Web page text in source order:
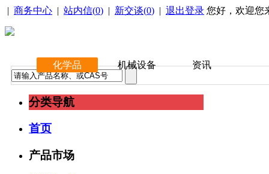
| 商务中心 | 站内信(0) | 新交谈(0) | 退出登录 您好，欢迎您
化学品 机械设备 资讯
分类导航
首页
产品市场